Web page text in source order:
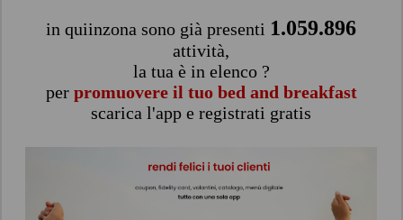
in quiinzona sono già presenti 1.059.896
attività,
la tua è in elenco ?
per promuovere il tuo bed and breakfast
scarica l'app e registrati gratis